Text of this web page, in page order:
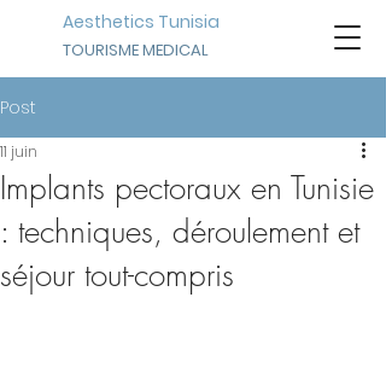
Aesthetics Tunisia
TOURISME MEDICAL
Post
Implants pectoraux en Tunisie
: techniques, déroulement et
séjour tout-compris
11 juin